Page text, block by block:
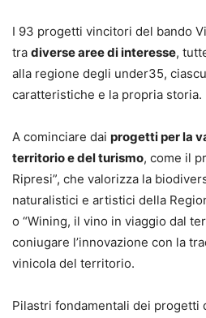
I 93 progetti vincitori del bando
tra diverse aree di interesse,
alla regione degli under35,
caratteristiche e la propria storia.
A cominciare dai progetti per la
territorio e del turismo, come il
Ripresi”, che valorizza la
naturalistici e artistici della
o “Wining, il vino in viaggio dal
coniugare l’innovazione con la
vinicola del territorio.
Pilastri fondamentali dei progetti